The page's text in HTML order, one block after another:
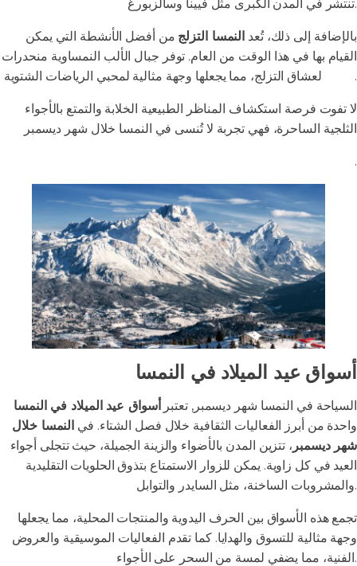
تنتشر في المدن الكبرى مثل فيينا وسالزبورغ.
بالإضافة إلى ذلك، تُعد النمسا التزلج من أفضل الأنشطة التي يمكن
القيام بها في هذا الوقت من العام. توفر جبال الألب النمساوية منحدرات
لعشاق التزلج، مما يجعلها وجهة مثالية لمحبي الرياضات الشتوية.
لا تفوت فرصة استكشاف المناظر الطبيعية الخلابة والتمتع بالأجواء
الثلجية الساحرة، فهي تجربة لا تُنسى في النمسا خلال شهر ديسمبر
.
أسواق عيد الميلاد في النمسا
السياحة في النمسا شهر ديسمبر, تعتبر أسواق عيد الميلاد في النمسا
واحدة من أبرز الفعاليات الثقافية خلال فصل الشتاء. في النمسا خلال
شهر ديسمبر ، تتزين المدن بالأضواء والزينة الجميلة، حيث تتجلى أجواء
العيد في كل زاوية. يمكن للزوار الاستمتاع بتذوق الحلويات التقليدية
والمشروبات الساخنة، مثل السايدر والتوابل.
تجمع هذه الأسواق بين الحرف اليدوية والمنتجات المحلية، مما يجعلها
وجهة مثالية للتسوق والهدايا. كما تقدم الفعاليات الموسيقية والعروض
الفنية، مما يضفي لمسة من السحر على الأجواء.